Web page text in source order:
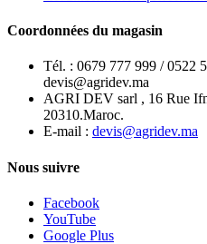
Coordonnées du magasin
Tél. : 0679 777 999 / 0522
devis@agridev.ma
AGRI DEV sarl , 16 Rue
20310.Maroc.
E-mail : devis@agridev.ma
Nous suivre
Facebook
YouTube
Google Plus